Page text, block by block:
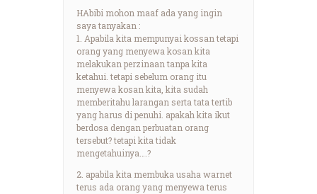
HAbibi mohon maaf ada yang ingin
saya tanyakan :
1. Apabila kita mempunyai kossan tetapi
orang yang menyewa kosan kita
melakukan perzinaan tanpa kita
ketahui. tetapi sebelum orang itu
menyewa kosan kita, kita sudah
memberitahu larangan serta tata tertib
yang harus di penuhi. apakah kita ikut
berdosa dengan perbuatan orang
tersebut? tetapi kita tidak
mengetahuinya….?
2. apabila kita membuka usaha warnet
terus ada orang yang menyewa terus